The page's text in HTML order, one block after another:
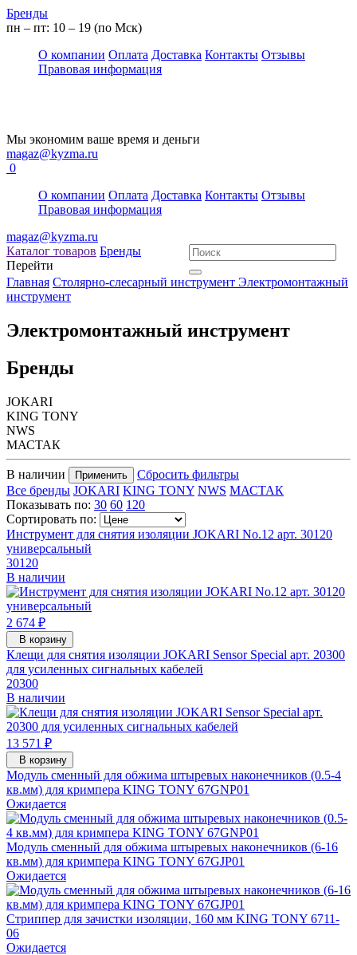
Бренды
пн – пт: 10 – 19 (по Мск)
О компании Оплата Доставка Контакты Отзывы
Правовая информация
Мы экономим ваше время и деньги
magaz@kyzma.ru
0
О компании Оплата Доставка Контакты Отзывы
Правовая информация
magaz@kyzma.ru
Каталог товаров Бренды
Перейти
Главная Столярно-слесарный инструмент Электромонтажный
инструмент
Электромонтажный инструмент
Бренды
JOKARI
KING TONY
NWS
МАСТАК
В наличии Применить
Сбросить фильтры
Все бренды JOKARI KING TONY NWS МАСТАК
Показывать по: 30 60 120
Сортировать по:
Инструмент для снятия изоляции JOKARI No.12 арт. 30120
универсальный
30120
В наличии
2 674 ₽
В корзину
Клещи для снятия изоляции JOKARI Sensor Special арт. 20300
для усиленных сигнальных кабелей
20300
В наличии
13 571 ₽
В корзину
Модуль сменный для обжима штыревых наконечников (0.5-4
кв.мм) для кримпера KING TONY 67GNP01
Ожидается
Модуль сменный для обжима штыревых наконечников (6-16
кв.мм) для кримпера KING TONY 67GJP01
Ожидается
Стриппер для зачистки изоляции, 160 мм KING TONY 6711-
06
Ожидается